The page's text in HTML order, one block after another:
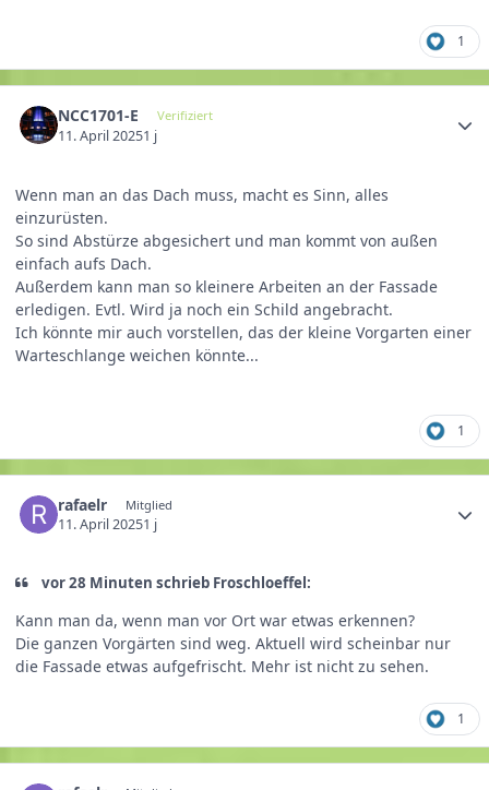
1
NCC1701-E Verifiziert
11. April 20251 j
Wenn man an das Dach muss, macht es Sinn, alles
einzurüsten.
So sind Abstürze abgesichert und man kommt von außen
einfach aufs Dach.
Außerdem kann man so kleinere Arbeiten an der Fassade
erledigen. Evtl. Wird ja noch ein Schild angebracht.
Ich könnte mir auch vorstellen, das der kleine Vorgarten einer
Warteschlange weichen könnte...
1
rafaelr Mitglied
11. April 20251 j
vor 28 Minuten schrieb Froschloeffel:
Kann man da, wenn man vor Ort war etwas erkennen?
Die ganzen Vorgärten sind weg. Aktuell wird scheinbar nur
die Fassade etwas aufgefrischt. Mehr ist nicht zu sehen.
1